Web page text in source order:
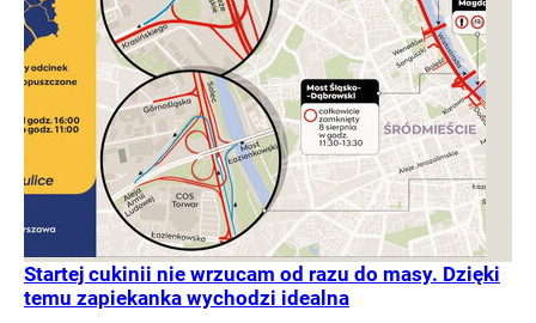
Startej cukinii nie wrzucam od razu do masy. Dzięki
temu zapiekanka wychodzi idealna